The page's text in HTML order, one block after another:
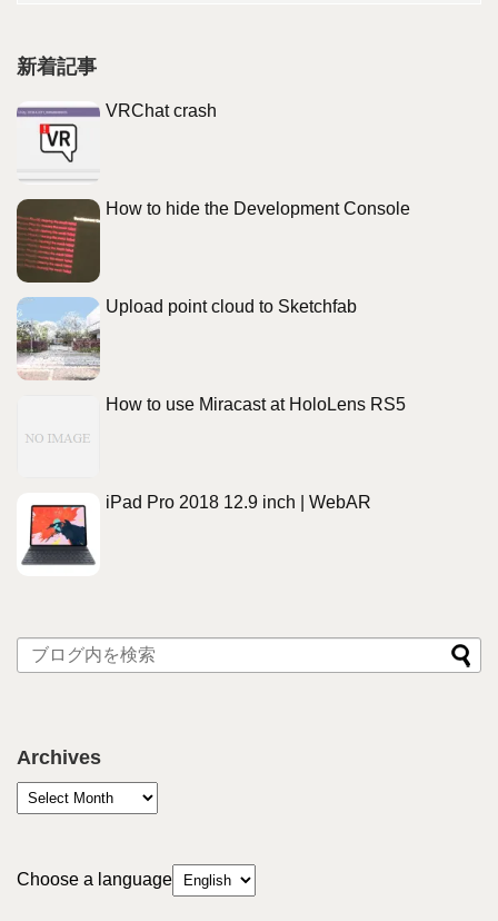
新着記事
VRChat crash
How to hide the Development Console
Upload point cloud to Sketchfab
How to use Miracast at HoloLens RS5
iPad Pro 2018 12.9 inch | WebAR
Archives
Choose a language